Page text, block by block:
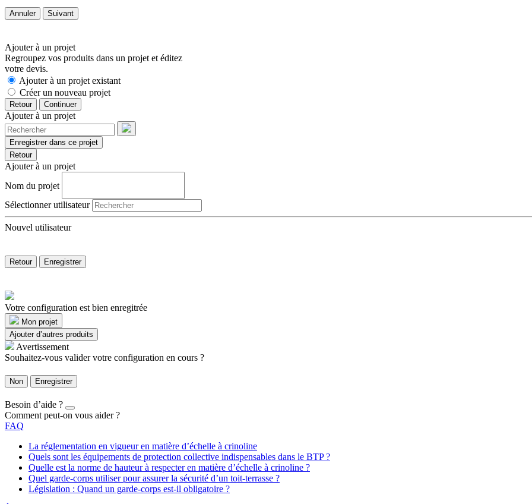
Annuler Suivant
Ajouter à un projet
Regroupez vos produits dans un projet et éditez
votre devis.
Ajouter à un projet existant
Créer un nouveau projet
Retour Continuer
Ajouter à un projet
Enregistrer dans ce projet
Retour
Ajouter à un projet
Nom du projet
Sélectionner utilisateur
Nouvel utilisateur
Retour Enregistrer
Votre configuration est bien enregitrée
Mon projet
Ajouter d’autres produits
Avertissement
Souhaitez-vous valider votre configuration en cours ?
Non Enregistrer
Besoin d’aide ?
Comment peut-on vous aider ?
FAQ
La réglementation en vigueur en matière d’échelle à crinoline
Quels sont les équipements de protection collective indispensables dans le BTP ?
Quelle est la norme de hauteur à respecter en matière d’échelle à crinoline ?
Quel garde-corps utiliser pour assurer la sécurité d’un toit-terrasse ?
Législation : Quand un garde-corps est-il obligatoire ?